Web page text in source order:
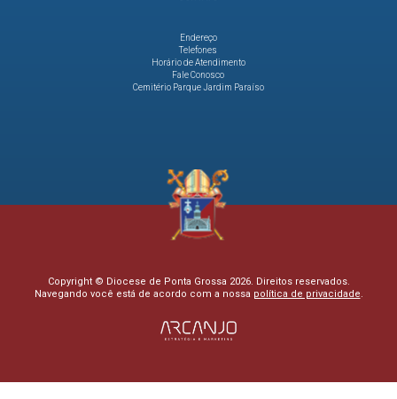
Endereço
Telefones
Horário de Atendimento
Fale Conosco
Cemitério Parque Jardim Paraíso
Copyright © Diocese de Ponta Grossa 2026. Direitos reservados.
Navegando você está de acordo com a nossa política de privacidade